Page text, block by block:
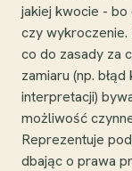
jakiej kwocie -
czy
co do zasady za
zamiaru (np.
interpretacji)
możliwość
Reprezentuje
dbając o prawa